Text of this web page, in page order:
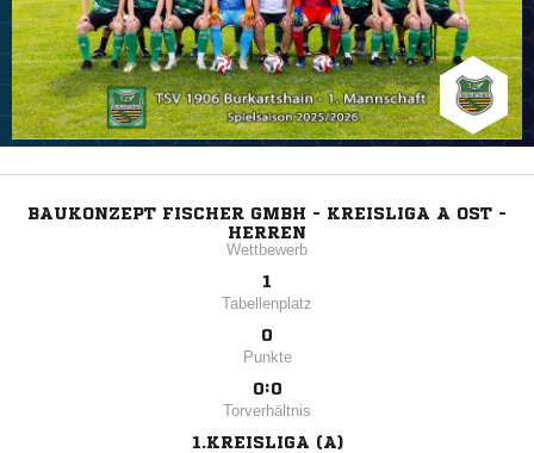
BAUKONZEPT FISCHER GMBH - KREISLIGA A OST -
HERREN
Wettbewerb
1
Tabellenplatz
0
Punkte
0:0
Torverhältnis
1.KREISLIGA (A)